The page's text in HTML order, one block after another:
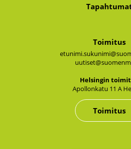
Toimitus
Hel­sin­gin
Apol­lon­ka­tu 11 A
Toimitus